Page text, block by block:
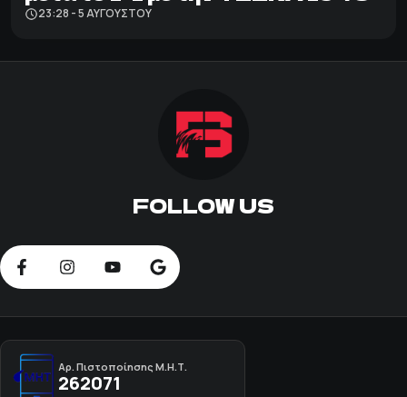
23:28 - 5 ΑΥΓΟΎΣΤΟΥ
FOLLOW US
Αρ. Πιστοποίησης Μ.Η.Τ.
262071